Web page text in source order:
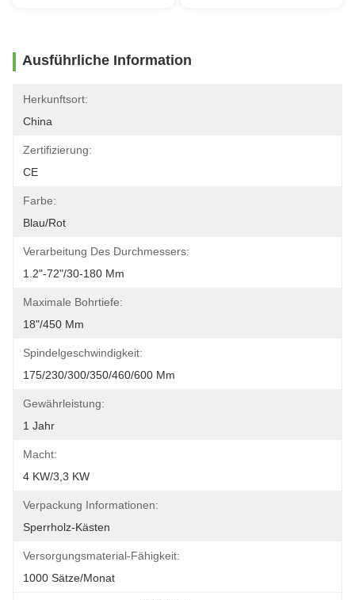
Ausführliche Information
Herkunftsort:
China
Zertifizierung:
CE
Farbe:
Blau/rot
Verarbeitung Des Durchmessers:
1.2"-72"/30-180 Mm
Maximale Bohrtiefe:
18"/450 Mm
Spindelgeschwindigkeit:
175/230/300/350/460/600 Mm
Gewährleistung:
1 Jahr
Macht:
4 KW/3,3 KW
Verpackung Informationen:
Sperrholz-Kästen
Versorgungsmaterial-Fähigkeit:
1000 Sätze/Monat